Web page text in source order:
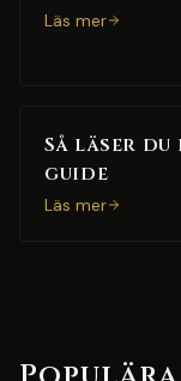
Läs mer
Så läser
guide
Läs mer